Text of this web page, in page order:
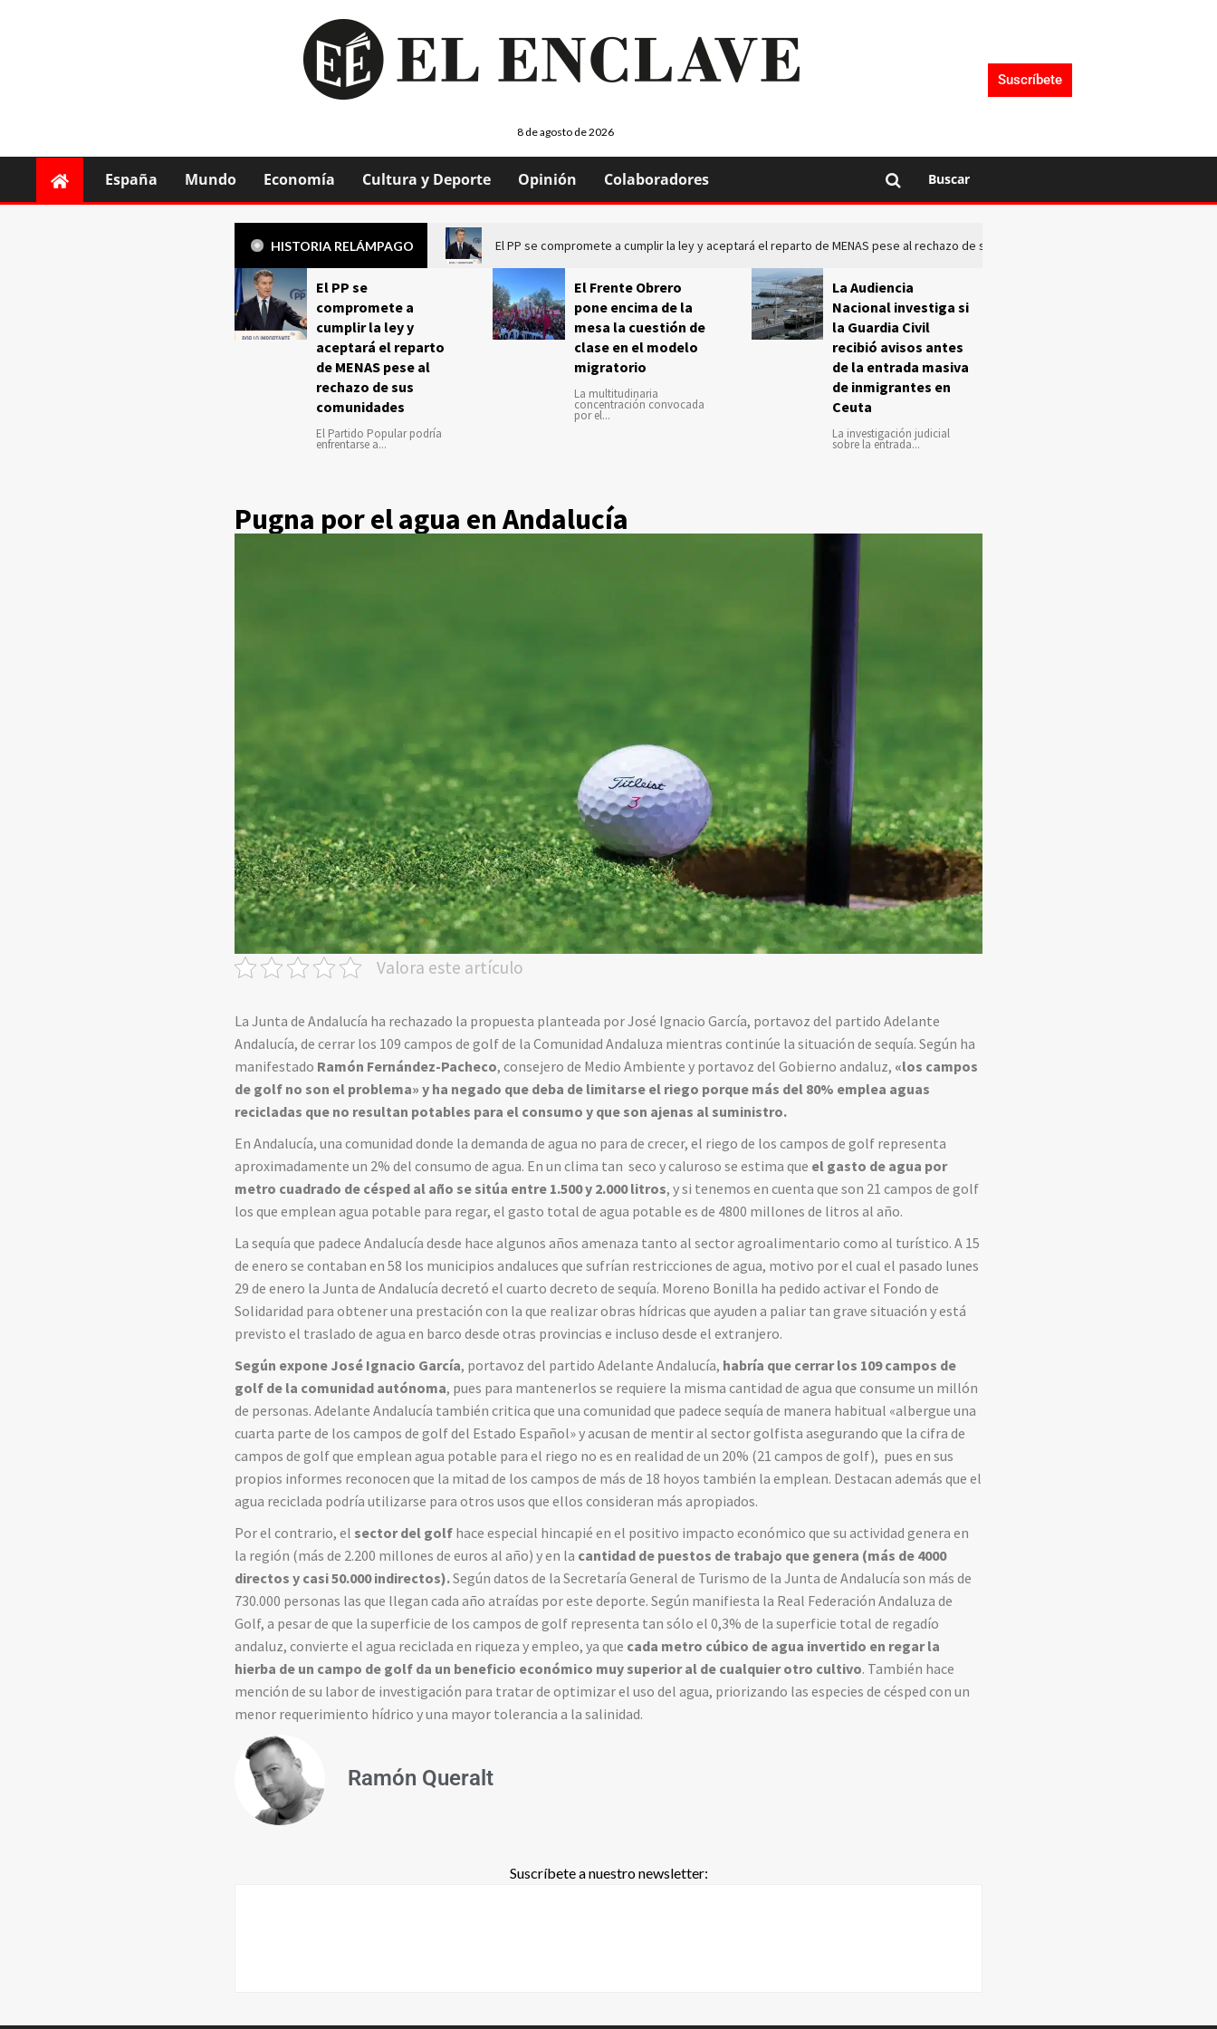
8 de agosto de 2026
Suscríbete
España Mundo Economía Cultura y Deporte Opinión Colaboradores Buscar
HISTORIA RELÁMPAGO El PP se compromete a cumplir la ley y aceptará el reparto de MENAS pese al rechazo de sus comunidades
El PP se
compromete a
cumplir la ley y
aceptará el reparto
de MENAS pese al
rechazo de sus
comunidades
El Partido Popular podría
enfrentarse a...
El Frente Obrero
pone encima de la
mesa la cuestión de
clase en el modelo
migratorio
La multitudinaria
concentración convocada
por el...
La Audiencia
Nacional investiga si
la Guardia Civil
recibió avisos antes
de la entrada masiva
de inmigrantes en
Ceuta
La investigación judicial
sobre la entrada...
Pugna por el agua en Andalucía
Valora este artículo
La Junta de Andalucía ha rechazado la propuesta planteada por José Ignacio García, portavoz del partido Adelante
Andalucía, de cerrar los 109 campos de golf de la Comunidad Andaluza mientras continúe la situación de sequía. Según ha
manifestado Ramón Fernández-Pacheco, consejero de Medio Ambiente y portavoz del Gobierno andaluz, «los campos
de golf no son el problema» y ha negado que deba de limitarse el riego porque más del 80% emplea aguas
recicladas que no resultan potables para el consumo y que son ajenas al suministro.
En Andalucía, una comunidad donde la demanda de agua no para de crecer, el riego de los campos de golf representa
aproximadamente un 2% del consumo de agua. En un clima tan seco y caluroso se estima que el gasto de agua por
metro cuadrado de césped al año se sitúa entre 1.500 y 2.000 litros, y si tenemos en cuenta que son 21 campos de golf
los que emplean agua potable para regar, el gasto total de agua potable es de 4800 millones de litros al año.
La sequía que padece Andalucía desde hace algunos años amenaza tanto al sector agroalimentario como al turístico. A 15
de enero se contaban en 58 los municipios andaluces que sufrían restricciones de agua, motivo por el cual el pasado lunes
29 de enero la Junta de Andalucía decretó el cuarto decreto de sequía. Moreno Bonilla ha pedido activar el Fondo de
Solidaridad para obtener una prestación con la que realizar obras hídricas que ayuden a paliar tan grave situación y está
previsto el traslado de agua en barco desde otras provincias e incluso desde el extranjero.
Según expone José Ignacio García, portavoz del partido Adelante Andalucía, habría que cerrar los 109 campos de
golf de la comunidad autónoma, pues para mantenerlos se requiere la misma cantidad de agua que consume un millón
de personas. Adelante Andalucía también critica que una comunidad que padece sequía de manera habitual «albergue una
cuarta parte de los campos de golf del Estado Español» y acusan de mentir al sector golfista asegurando que la cifra de
campos de golf que emplean agua potable para el riego no es en realidad de un 20% (21 campos de golf), pues en sus
propios informes reconocen que la mitad de los campos de más de 18 hoyos también la emplean. Destacan además que el
agua reciclada podría utilizarse para otros usos que ellos consideran más apropiados.
Por el contrario, el sector del golf hace especial hincapié en el positivo impacto económico que su actividad genera en
la región (más de 2.200 millones de euros al año) y en la cantidad de puestos de trabajo que genera (más de 4000
directos y casi 50.000 indirectos).Según datos de la Secretaría General de Turismo de la Junta de Andalucía son más de
730.000 personas las que llegan cada año atraídas por este deporte. Según manifiesta la Real Federación Andaluza de
Golf, a pesar de que la superficie de los campos de golf representa tan sólo el 0,3% de la superficie total de regadío
andaluz, convierte el agua reciclada en riqueza y empleo, ya que cada metro cúbico de agua invertido en regar la
hierba de un campo de golf da un beneficio económico muy superior al de cualquier otro cultivo. También hace
mención de su labor de investigación para tratar de optimizar el uso del agua, priorizando las especies de césped con un
menor requerimiento hídrico y una mayor tolerancia a la salinidad.
Ramón Queralt
Suscríbete a nuestro newsletter: